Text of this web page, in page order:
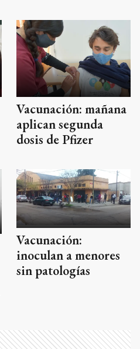
Vacunación: mañana
aplican segunda
dosis de Pfizer
Vacunación:
inoculan a menores
sin patologías